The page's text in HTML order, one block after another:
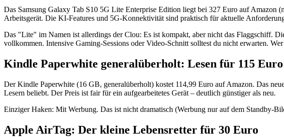
Das Samsung Galaxy Tab S10 5G Lite Enterprise Edition liegt bei 327 Euro auf
Arbeitsgerät. Die KI-Features und 5G-Konnektivität sind praktisch für aktuelle
Das "Lite" im Namen ist allerdings der Clou: Es ist kompakt, aber nicht das Flaggschiff.
vollkommen. Intensive Gaming-Sessions oder Video-Schnitt solltest du nicht erwarten.
Kindle Paperwhite generalüberholt: Lesen für 115 Euro
Der Kindle Paperwhite (16 GB, generalüberholt) kostet 114,99 Euro auf Amazon. Das
Lesern beliebt. Der Preis ist fair für ein aufgearbeitetes Gerät – deutlich günstiger als neu.
Einziger Haken: Mit Werbung. Das ist nicht dramatisch (Werbung nur auf dem Standby-
Apple AirTag: Der kleine Lebensretter für 30 Euro